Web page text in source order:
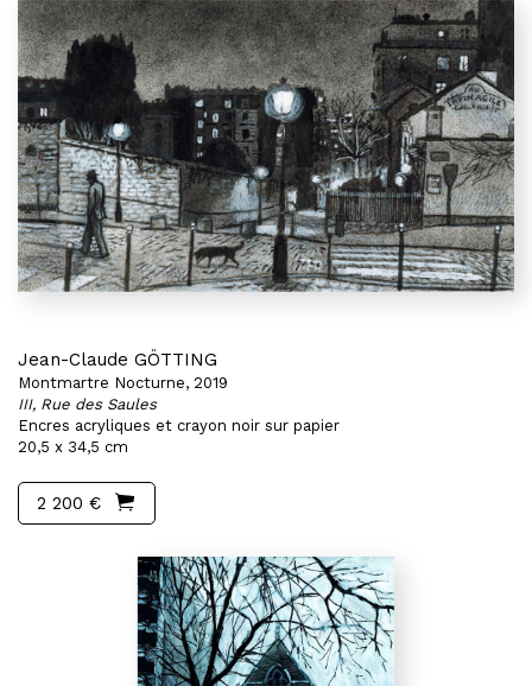
Jean-Claude GÖTTING
Montmartre Nocturne, 2019
III, Rue des Saules
Encres acryliques et crayon noir sur papier
20,5 x 34,5 cm
2 200 €